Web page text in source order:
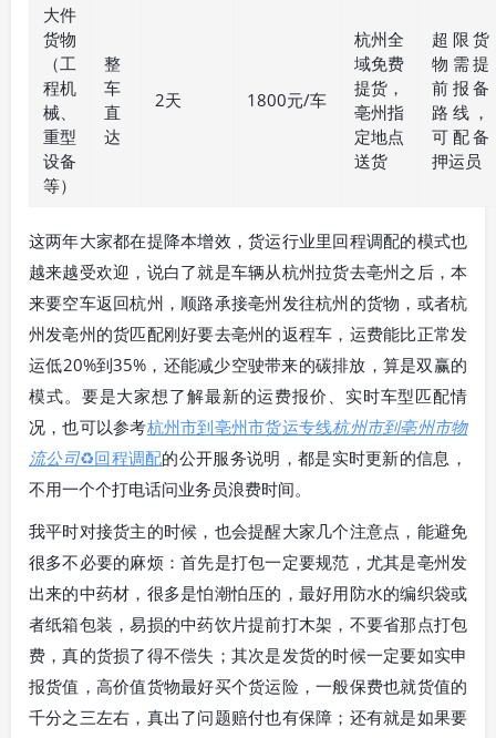
大件
货物
（工
程机
械、
重型
设备
等）
整
车
直
达
2天 1800元/车
杭州全
域免费
提货，
亳州指
定地点
送货
超限货
物需提
前报备
路线，
可配备
押运员
这两年大家都在提降本增效，货运行业里回程调配的模式也
越来越受欢迎，说白了就是车辆从杭州拉货去亳州之后，本
来要空车返回杭州，顺路承接亳州发往杭州的货物，或者杭
州发亳州的货匹配刚好要去亳州的返程车，运费能比正常发
运低20%到35%，还能减少空驶带来的碳排放，算是双赢的
模式。要是大家想了解最新的运费报价、实时车型匹配情
况，也可以参考杭州市到亳州市货运专线杭州市到亳州市物
流公司♻️回程调配的公开服务说明，都是实时更新的信息，
不用一个个打电话问业务员浪费时间。
我平时对接货主的时候，也会提醒大家几个注意点，能避免
很多不必要的麻烦：首先是打包一定要规范，尤其是亳州发
出来的中药材，很多是怕潮怕压的，最好用防水的编织袋或
者纸箱包装，易损的中药饮片提前打木架，不要省那点打包
费，真的货损了得不偿失；其次是发货的时候一定要如实申
报货值，高价值货物最好买个货运险，一般保费也就货值的
千分之三左右，真出了问题赔付也有保障；还有就是如果要